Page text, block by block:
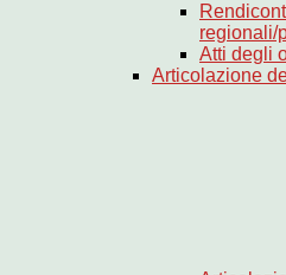
regionali/
Atti degli
Articolazione